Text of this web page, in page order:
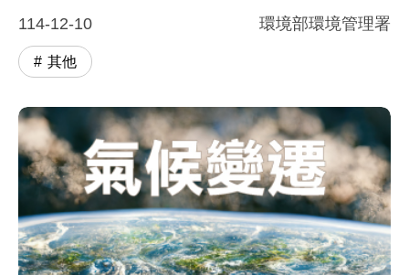
114-12-10
環境部環境管理署
其他